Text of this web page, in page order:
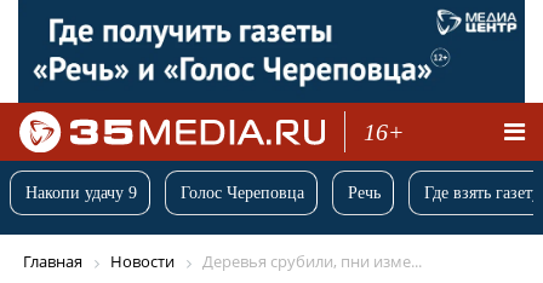
16+
Накопи удачу 9 Голос Череповца Речь Где взять
Главная Новости Деревья срубили, пни изме...